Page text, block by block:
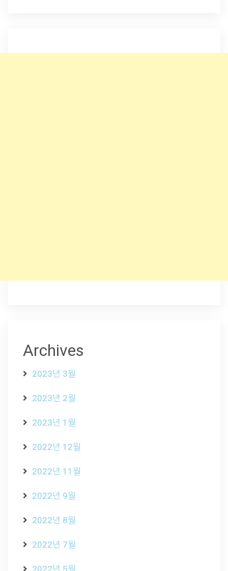
Archives
2023년 3월
2023년 2월
2023년 1월
2022년 12월
2022년 11월
2022년 9월
2022년 8월
2022년 7월
2022년 5월